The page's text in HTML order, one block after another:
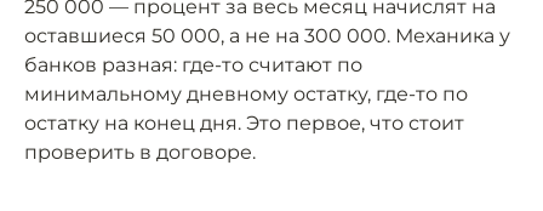
250 000 — процент за весь месяц начислят на
оставшиеся 50 000, а не на 300 000. Механика у
банков разная: где-то считают по
минимальному дневному остатку, где-то по
остатку на конец дня. Это первое, что стоит
проверить в договоре.